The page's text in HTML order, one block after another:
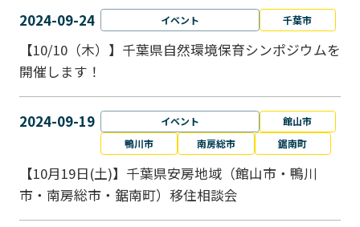
2024-09-24 イベント 千葉市
【10/10（木）】千葉県自然環境保育シンポジウムを
開催します！
2024-09-19 イベント
館山市
鴨川市
南房総市 鋸南町
【10月19日(土)】千葉県安房地域（館山市・鴨川
市・南房総市・鋸南町）移住相談会